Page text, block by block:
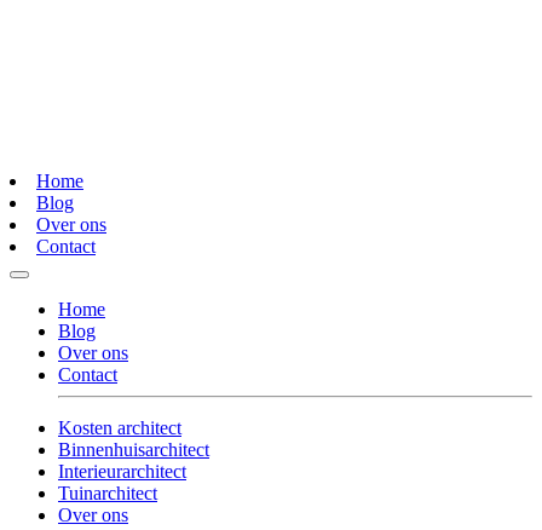
Home
Blog
Over ons
Contact
Home
Blog
Over ons
Contact
Kosten architect
Binnenhuisarchitect
Interieurarchitect
Tuinarchitect
Over ons